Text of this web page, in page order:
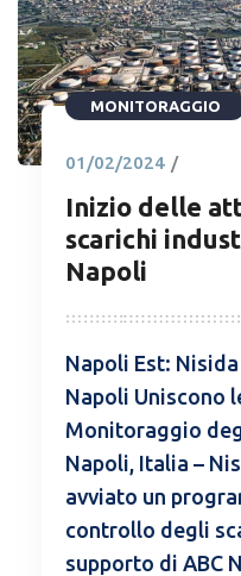
MONITORAGGIO
01/02/2024 /
Inizio delle
scarichi
Napoli
Napoli Est:
Napoli Uniscono
Monitoraggio
Napoli, Italia –
avviato un
controllo degli
supporto di ABC